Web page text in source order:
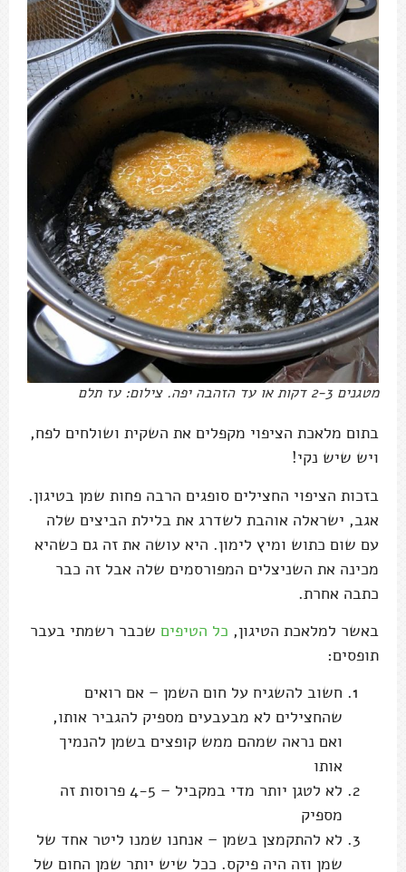
מטגנים 2-3 דקות או עד הזהבה יפה. צילום: עז תלם
בתום מלאכת הציפוי מקפלים את השקית ושולחים לפח,
ויש שיש נקי!
בזכות הציפוי החצילים סופגים הרבה פחות שמן בטיגון.
אגב, ישראלה אוהבת לשדרג את בלילת הביצים שלה
עם שום כתוש ומיץ לימון. היא עושה את זה גם כשהיא
מכינה את השניצלים המפורסמים שלה אבל זה כבר
כתבה אחרת.
באשר למלאכת הטיגון, כל הטיפים שכבר רשמתי בעבר
תופסים:
חשוב להשגיח על חום השמן – אם רואים
שהחצילים לא מבעבעים מספיק להגביר אותו,
ואם נראה שמהם ממש קופצים בשמן להנמיך
אותו
לא לטגן יותר מדי במקביל – 4-5 פרוסות זה
מספיק
לא להתקמצן בשמן – אנחנו שמנו ליטר אחד של
שמן וזה היה פיקס. ככל שיש יותר שמן החום של